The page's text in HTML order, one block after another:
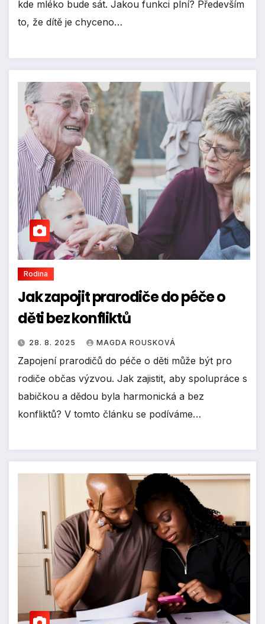
kde mléko bude sát. Jakou funkci plní? Především
to, že dítě je chyceno…
Rodina
Jak zapojit prarodiče do péče o
děti bez konfliktů
28. 8. 2025 MAGDA ROUSKOVÁ
Zapojení prarodičů do péče o děti může být pro
rodiče občas výzvou. Jak zajistit, aby spolupráce s
babičkou a dědou byla harmonická a bez
konfliktů? V tomto článku se podíváme…